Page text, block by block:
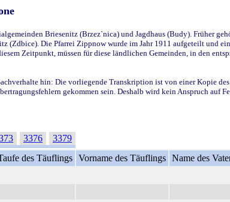
Briesenitz (Brzez`nica) und Jagdhaus (Budy). Früher
(Zdbice). Die Pfarrei Zippnow wurde im Jahr 1911 aufgeteilt und
Zeitpunkt, müssen für diese ländlichen Gemeinden, in den
hin: Die vorliegende Transkription ist von einer Kopie
gekommen sein. Deshalb wird kein Anspruch auf
3376
3379
des Täuflings Vorname des Täuflings Name des